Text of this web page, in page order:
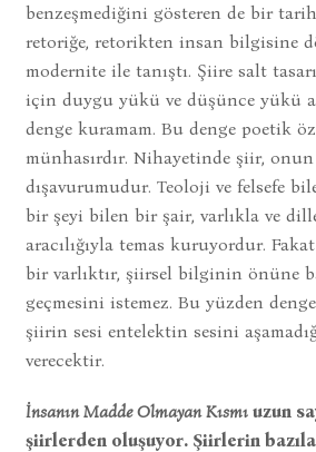
benzeşmediğini gösteren de bir
retoriğe, retorikten insan bilgisine
modernite ile tanıştı. Şiire salt
için duygu yükü ve düşünce yükü
denge kuramam. Bu denge poetik
münhasırdır. Nihayetinde şiir,
dışavurumudur. Teoloji ve felsefe
bir şeyi bilen bir şair, varlıkla ve
aracılığıyla temas kuruyordur.
bir varlıktır, şiirsel bilginin önüne
geçmesini istemez. Bu yüzden
şiirin sesi entelektin sesini
verecektir.
İnsanın Madde Olmayan Kısmı uzun
şiirlerden oluşuyor. Şiirlerin